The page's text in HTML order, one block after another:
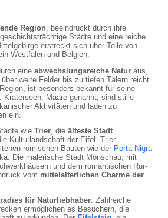
Region , beeindruckt durch ihre
, geschichtsträchtige Städte und eine reiche
erstreckt sich über Teile von
Westfalen und Belgien.
eineabwechslungsreiche Natur aus,
weite Felder bis zu tiefen Tälern reicht.
ist besonders bekannt für seine
Kraterseen, Maare genannt, sind stille
Aktivitäten und laden zu
ein.
wieTrier, dieälteste Stadt
Kulturlandschaft der Eifel. Trier
römischen Bauten wie der Porta Nigra
Die malerische Stadt Monschau, mit
und dem romantischen Rur-
vom mittelalterlichen Charme der
für Naturliebhaber. Zahlreiche
ermöglichen es Besuchern, die